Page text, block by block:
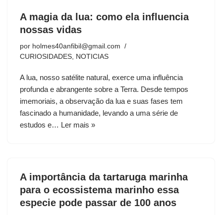
A magia da lua: como ela influencia
nossas vidas
por holmes40anfibil@gmail.com
CURIOSIDADES, NOTICIAS
A lua, nosso satélite natural, exerce uma influência
profunda e abrangente sobre a Terra. Desde tempos
imemoriais, a observação da lua e suas fases tem
fascinado a humanidade, levando a uma série de
estudos e… Ler mais »
A importância da tartaruga marinha
para o ecossistema marinho essa
especie pode passar de 100 anos